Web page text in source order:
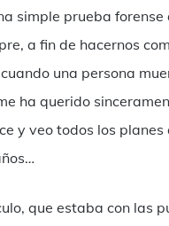
simple prueba
a fin de hacernos
una persona
ha querido
y veo todos los
que estaba con las